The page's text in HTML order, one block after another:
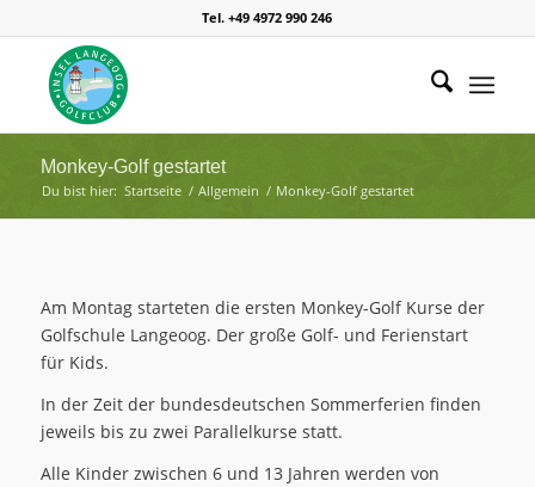
Tel. +49 4972 990 246
Monkey-Golf gestartet
Du bist hier: Startseite / Allgemein / Monkey-Golf gestartet
Am Montag starteten die ersten Monkey-Golf Kurse der
Golfschule Langeoog. Der große Golf- und Ferienstart
für Kids.
In der Zeit der bundesdeutschen Sommerferien finden
jeweils bis zu zwei Parallelkurse statt.
Alle Kinder zwischen 6 und 13 Jahren werden von